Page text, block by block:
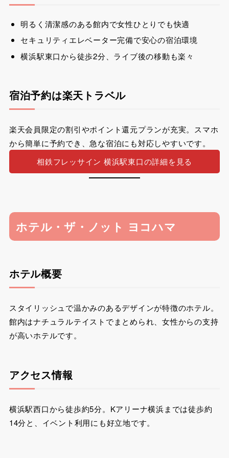
明るく清潔感のある館内で女性ひとりでも快適
セキュリティエレベーター完備で安心の宿泊環境
横浜駅東口から徒歩2分、ライブ後の移動も楽々
宿泊予約は楽天トラベル
楽天会員限定の割引やポイント還元プランが充実。スマホ
から簡単に予約でき、急な宿泊にも対応しやすいです。
相鉄フレッサイン 横浜駅東口の詳細を見る
ホテル・ザ・ノット ヨコハマ
ホテル概要
スタイリッシュで温かみのあるデザインが特徴のホテル。
館内はナチュラルテイストでまとめられ、女性からの支持
が高いホテルです。
アクセス情報
横浜駅西口から徒歩約5分。Kアリーナ横浜までは徒歩約
14分と、イベント利用にも好立地です。